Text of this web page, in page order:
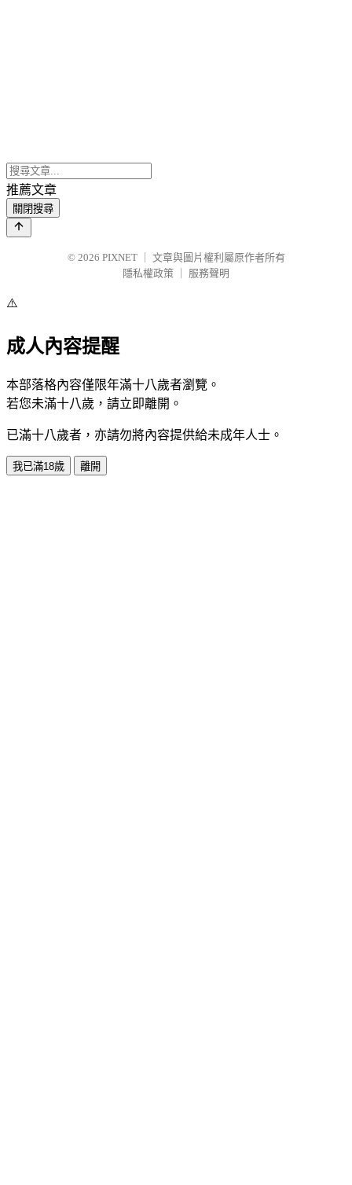
推薦文章
關閉搜尋
© 2026 PIXNET
文章與圖片權利屬原作者所有
隱私權政策
服務聲明
⚠️
成人內容提醒
本部落格內容僅限年滿十八歲者瀏覽。
若您未滿十八歲，請立即離開。
已滿十八歲者，亦請勿將內容提供給未成年人士。
我已滿18歲 離開